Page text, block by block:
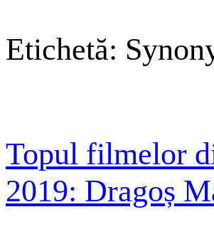
Etichetă:
Topul filmelor
2019: Dragoș